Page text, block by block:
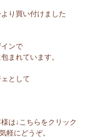
り買い付けました
ンで
まれています。
として
は↓こちらをクリック
軽にどうぞ。